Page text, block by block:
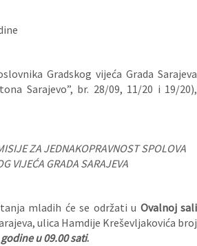
Gradskog vijeća Grada Sarajeva
Sarajevo”, br. 28/09, 11/20 i 19/20),
ZA JEDNAKOPRAVNOST SPOLOVA
VIJEĆA GRADA SARAJEVA
mladih će se održati u Ovalnoj sali
ulica Hamdije Kreševljakovića broj
u 09.00 sati.